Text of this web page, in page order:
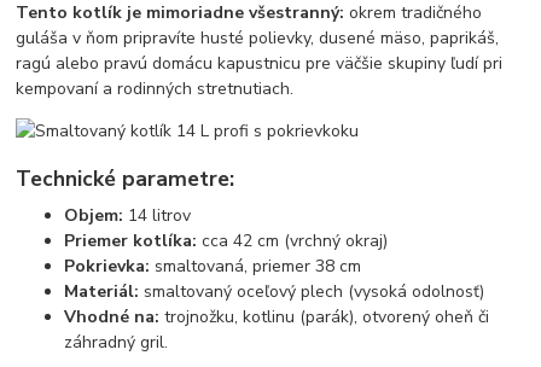
Tento kotlík je mimoriadne všestranný: okrem tradičného
guláša v ňom pripravíte husté polievky, dusené mäso, paprikáš,
ragú alebo pravú domácu kapustnicu pre väčšie skupiny ľudí pri
kempovaní a rodinných stretnutiach.
Technické parametre:
Objem: 14 litrov
Priemer kotlíka: cca 42 cm (vrchný okraj)
Pokrievka: smaltovaná, priemer 38 cm
Materiál: smaltovaný oceľový plech (vysoká odolnosť)
Vhodné na: trojnožku, kotlinu (parák), otvorený oheň či
záhradný gril.